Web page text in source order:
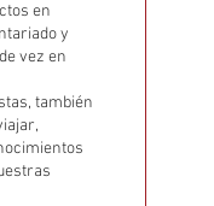
en
y
vez en
también